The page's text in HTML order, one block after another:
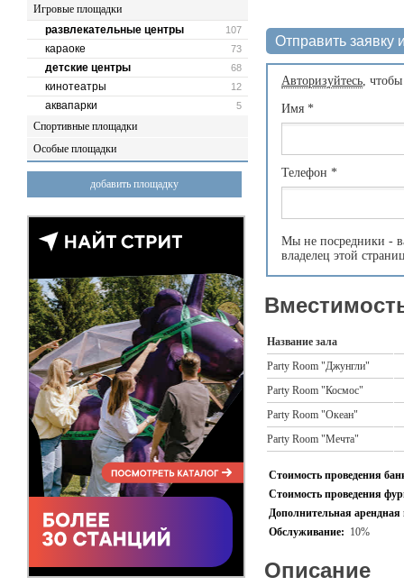
Игровые площадки
107
развлекательные центры
73
караоке
68
детские центры
12
кинотеатры
5
аквапарки
Спортивные площадки
Особые площадки
добавить площадку
Отправить заявку
Авторизуйтесь,
Имя *
Телефон *
Мы не посредники -
владелец этой
Название зала
Party Room "Джунгли"
Party Room "Космос"
Party Room "Океан"
Party Room "Мечта"
Стоимость проведения
Стоимость проведения
Дополнительная
Обслуживание: 10%
Описание